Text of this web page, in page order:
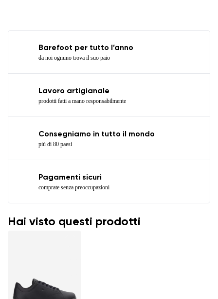
Barefoot per tutto l’anno
da noi ognuno trova il suo paio
Lavoro artigianale
prodotti fatti a mano responsabilmente
Consegniamo in tutto il mondo
più di 80 paesi
Pagamenti sicuri
comprate senza preoccupazioni
Hai visto questi prodotti